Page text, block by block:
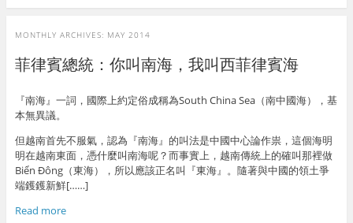
MONTHLY ARCHIVES: MAY 2014
菲律賓總統：你叫南海，我叫西菲律賓海
『南海』一詞，國際上約定俗成稱為South China Sea（南中國海），基
本無異議。
但越南首先不服氣，認為『南海』的叫法是中國中心論作祟，這個海明
明在越南東面，憑什麼叫南海呢？而事實上，越南傳統上的確叫那裡做
Biển Đông（東海），所以應該正名叫『東海』。隨著與中國的領土爭
端鑊鑊新鮮[……]
Read more